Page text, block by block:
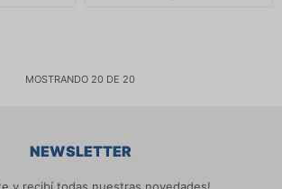
MOSTRANDO 20 DE 20
NEWSLETTER